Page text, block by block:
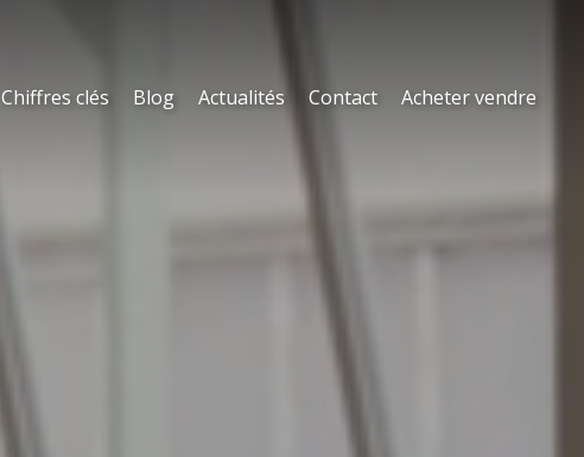
Chiffres clés Blog Actualités Contact Acheter vendre